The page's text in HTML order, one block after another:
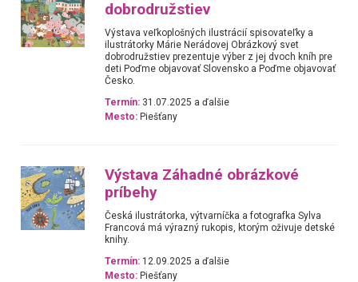
dobrodružstiev
Výstava veľkoplošných ilustrácií spisovateľky a
ilustrátorky Márie Nerádovej Obrázkový svet
dobrodružstiev prezentuje výber z jej dvoch kníh pre
deti Poďme objavovať Slovensko a Poďme objavovať
Česko.
Termín: 31.07.2025 a ďalšie
Mesto: Piešťany
Výstava Záhadné obrázkové
príbehy
Česká ilustrátorka, výtvarníčka a fotografka Sylva
Francová má výrazný rukopis, ktorým oživuje detské
knihy.
Termín: 12.09.2025 a ďalšie
Mesto: Piešťany